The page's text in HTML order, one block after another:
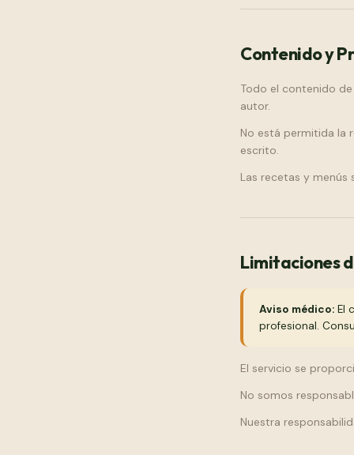
Contenido y
Todo el contenido
autor.
No está permitida la
escrito.
Las recetas y menús
Limitaciones
Aviso médico: El
profesional.
El servicio se
No somos
Nuestra